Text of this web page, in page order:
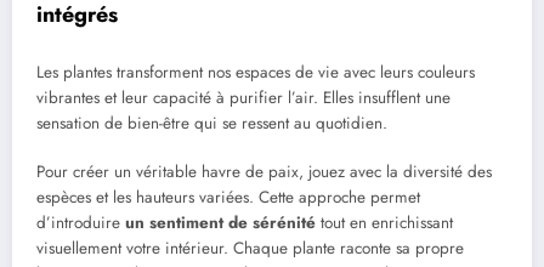
intégrés
Les plantes transforment nos espaces de vie avec leurs couleurs
vibrantes et leur capacité à purifier l’air. Elles insufflent une
sensation de bien-être qui se ressent au quotidien.
Pour créer un véritable havre de paix, jouez avec la diversité des
espèces et les hauteurs variées. Cette approche permet
d’introduire un sentiment de sérénité tout en enrichissant
visuellement votre intérieur. Chaque plante raconte sa propre